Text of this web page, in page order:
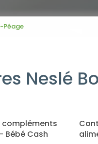
Péage
Neslé
compléments
Bébé Cash